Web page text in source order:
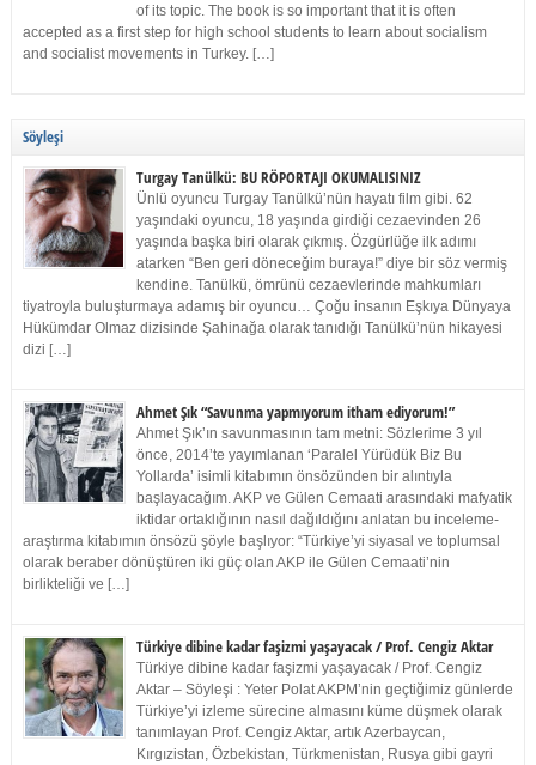
of its topic. The book is so important that it is often
accepted as a first step for high school students to learn about socialism
and socialist movements in Turkey. […]
Söyleşi
Turgay Tanülkü: BU RÖPORTAJI OKUMALISINIZ
Ünlü oyuncu Turgay Tanülkü’nün hayatı film gibi. 62
yaşındaki oyuncu, 18 yaşında girdiği cezaevinden 26
yaşında başka biri olarak çıkmış. Özgürlüğe ilk adımı
atarken “Ben geri döneceğim buraya!” diye bir söz vermiş
kendine. Tanülkü, ömrünü cezaevlerinde mahkumları
tiyatroyla buluşturmaya adamış bir oyuncu… Çoğu insanın Eşkıya Dünyaya
Hükümdar Olmaz dizisinde Şahinağa olarak tanıdığı Tanülkü’nün hikayesi
dizi […]
Ahmet Şık “Savunma yapmıyorum itham ediyorum!”
Ahmet Şık’ın savunmasının tam metni: Sözlerime 3 yıl
önce, 2014’te yayımlanan ‘Paralel Yürüdük Biz Bu
Yollarda’ isimli kitabımın önsözünden bir alıntıyla
başlayacağım. AKP ve Gülen Cemaati arasındaki mafyatik
iktidar ortaklığının nasıl dağıldığını anlatan bu inceleme-
araştırma kitabımın önsözü şöyle başlıyor: “Türkiye’yi siyasal ve toplumsal
olarak beraber dönüştüren iki güç olan AKP ile Gülen Cemaati’nin
birlikteliği ve […]
Türkiye dibine kadar faşizmi yaşayacak / Prof. Cengiz Aktar
Türkiye dibine kadar faşizmi yaşayacak / Prof. Cengiz
Aktar – Söyleşi : Yeter Polat AKPM’nin geçtiğimiz günlerde
Türkiye’yi izleme sürecine almasını küme düşmek olarak
tanımlayan Prof. Cengiz Aktar, artık Azerbaycan,
Kırgızistan, Özbekistan, Türkmenistan, Rusya gibi gayri